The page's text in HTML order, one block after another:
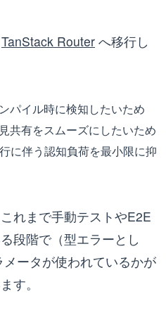
TanStack Router へ移行し
パイル時に検知したいため
共有をスムーズにしたいため
に伴う認知負荷を最小限に抑
れまで手動テストやE2E
段階で（型エラーとし
ータが使われているかが
す。